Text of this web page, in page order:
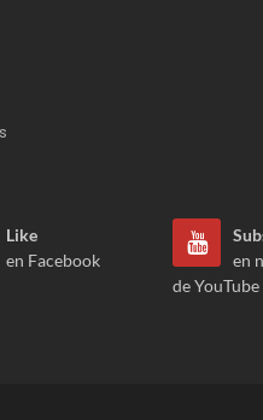
Like
en Facebook
en
de YouTube